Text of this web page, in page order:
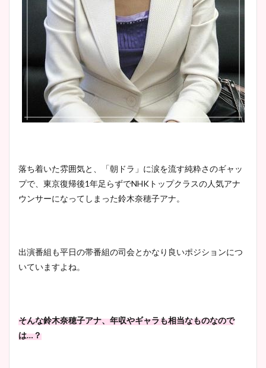
肉も凄い！
鈴木唯の太ってた時の体重が
ヤバすぎww原因や痩せたダ
イエット方は？昔と現在を画
像比較！
調査！
凄い！
かわいい！カップや水着姿も
落ち着いた雰囲気と、「朝ドラ」に涙を流す純粋さのギャッ
プで、東京復帰後1年足らずでNHK トップクラスの人気アナ
ウンサーになってしまった鈴木奈穂子アナ。
出演番組も平日の帯番組の司会とかなり良いポジションにつ
いていますよね。
そんな鈴木奈穂子アナ、年収やギャラも相当なものなので
は…？